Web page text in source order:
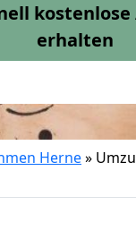
kostenlose
erhalten
Herne»